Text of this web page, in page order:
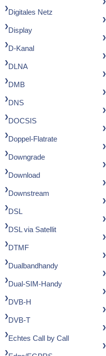
Digitales Netz
Display
D-Kanal
DLNA
DMB
DNS
DOCSIS
Doppel-Flatrate
Downgrade
Download
Downstream
DSL
DSL via Satellit
DTMF
Dualbandhandy
Dual-SIM-Handy
DVB-H
DVB-T
Echtes Call by Call